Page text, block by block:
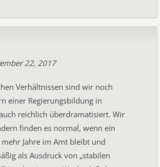
22, 2017
Verhältnissen sind wir noch
einer Regierungsbildung in
reichlich überdramatisiert. Wir
finden es normal, wenn ein
Jahre im Amt bleibt und
als Ausdruck von „stabilen